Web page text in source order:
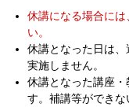
休講になる場合には
い。
休講となった日は
実施しません。
休講となった講座
す。補講等ができな